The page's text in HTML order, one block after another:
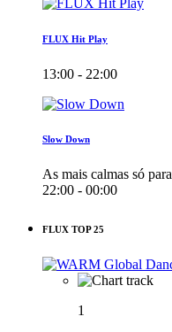
FLUX Hit Play
13:00 - 22:00
Slow Down
As mais calmas só
22:00 - 00:00
FLUX TOP 25
1